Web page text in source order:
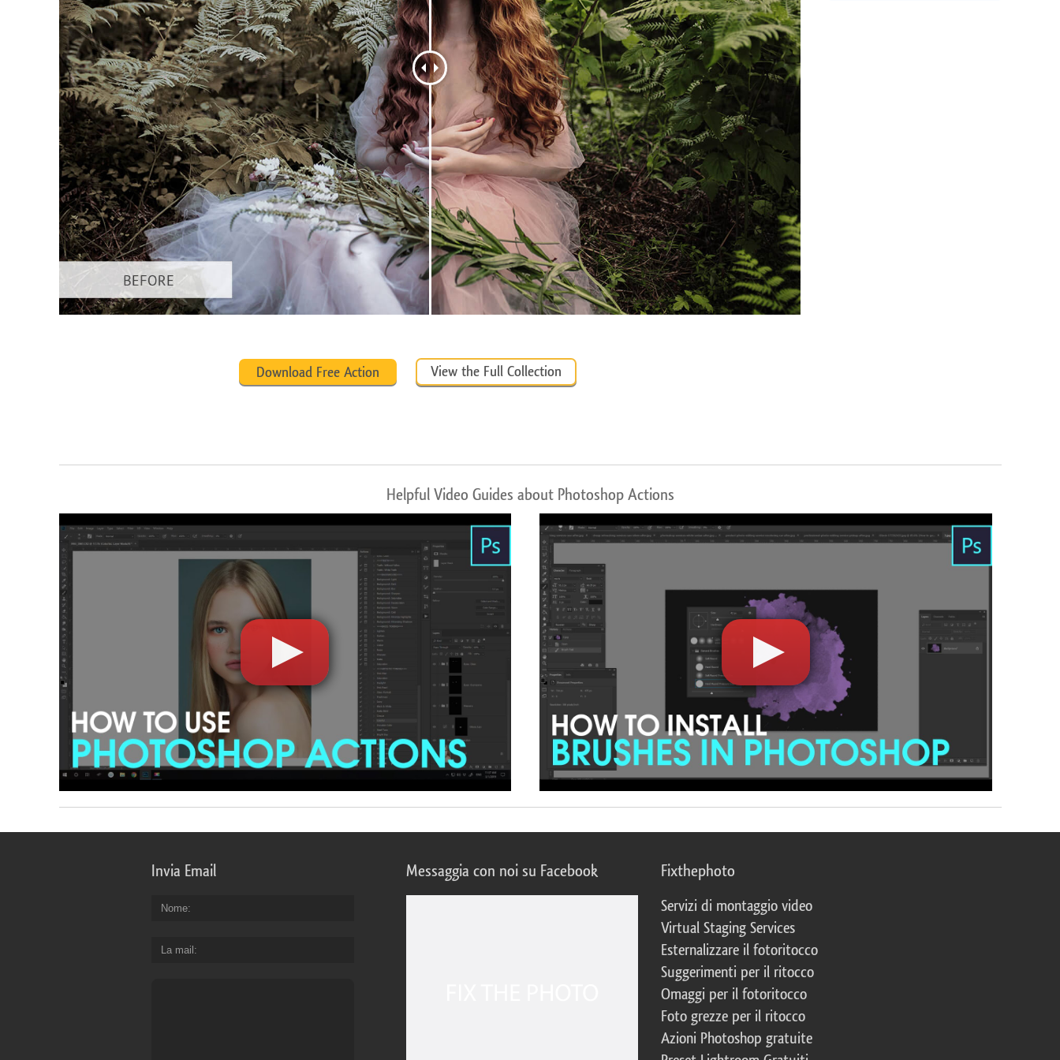
Servizi di ritocco del prodotto Servizi di ritocco gioielli Dati di Addestramento AI Video Editing Services
Download Free Action View the Full Collection
Helpful Video Guides about Photoshop Actions
Invia Email
Nome
La mail
Messaggia con noi su Facebook Fixthephoto
Servizi di montaggio video
Virtual Staging Services
Esternalizzare il fotoritocco
Suggerimenti per il ritocco
Omaggi per il fotoritocco
Foto grezze per il ritocco
Azioni Photoshop gratuite